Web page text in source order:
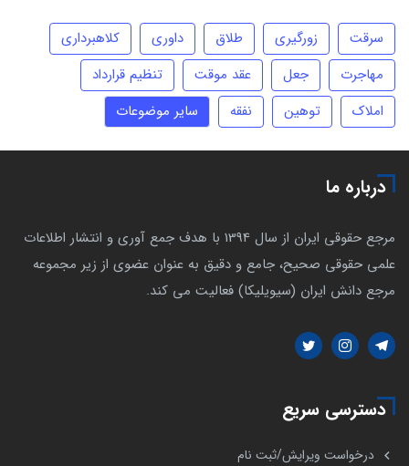
سرقت زورگیری طلاق داوری
کلاهبرداری
مهاجرت
جعل عقد موقت
تنظیم قرارداد
املاک
توهین نفقه سایر موضوعات
درباره ما
مرجع حقوقی ایران از سال 1394 با هدف جمع آوری و انتشار اطلاعات
علمی حقوقی صحیح، جامع و دقیق به عنوان عضوی از زیر مجموعه
مرجع دانش ایران (سیویلیکا) فعالیت می کند.
دسترسی سریع
درخواست ویرایش/ثبت نام